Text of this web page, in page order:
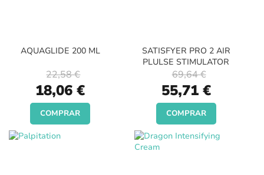
AQUAGLIDE 200 ML
Special
Price
18,06 €
22,58 €
COMPRAR
SATISFYER PRO 2 AIR
PLULSE STIMULATOR
Special
Price
55,71 €
69,64 €
COMPRAR